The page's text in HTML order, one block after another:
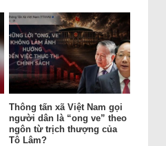
Thông tấn xã Việt Nam gọi
người dân là “ong ve” theo
ngôn từ trịch thượng của
Tô Lâm?